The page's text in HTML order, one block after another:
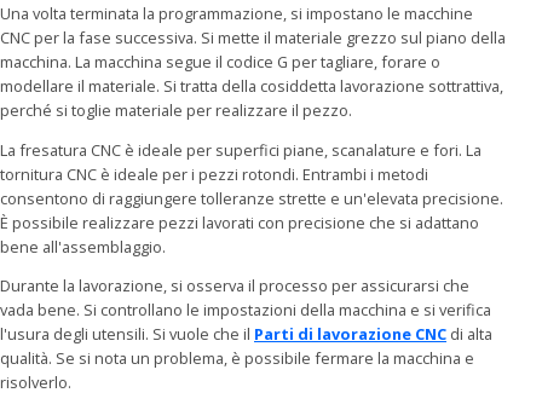
Una volta terminata la programmazione, si impostano le macchine
CNC per la fase successiva. Si mette il materiale grezzo sul piano della
macchina. La macchina segue il codice G per tagliare, forare o
modellare il materiale. Si tratta della cosiddetta lavorazione sottrattiva,
perché si toglie materiale per realizzare il pezzo.
La fresatura CNC è ideale per superfici piane, scanalature e fori. La
tornitura CNC è ideale per i pezzi rotondi. Entrambi i metodi
consentono di raggiungere tolleranze strette e un'elevata precisione.
È possibile realizzare pezzi lavorati con precisione che si adattano
bene all'assemblaggio.
Durante la lavorazione, si osserva il processo per assicurarsi che
vada bene. Si controllano le impostazioni della macchina e si verifica
l'usura degli utensili. Si vuole che il Parti di lavorazione CNC di alta
qualità. Se si nota un problema, è possibile fermare la macchina e
risolverlo.